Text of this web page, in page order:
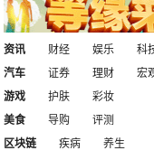
资讯 财经 娱乐
科
汽车
证券 理财 宏
游戏
护肤
彩妆
美食
导购 评测
区块链
疾病
养生